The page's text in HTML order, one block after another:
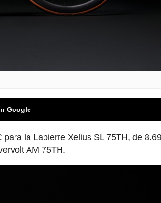
Google
la Lapierre Xelius SL 75TH, de
AM 75TH.